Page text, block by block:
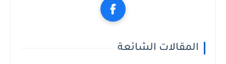
المقالات الشائعة